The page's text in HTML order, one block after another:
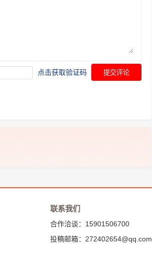
点击获取验证码 提交评论
联系我们
合作洽谈：15901506700
投稿邮箱：272402654@qq.com